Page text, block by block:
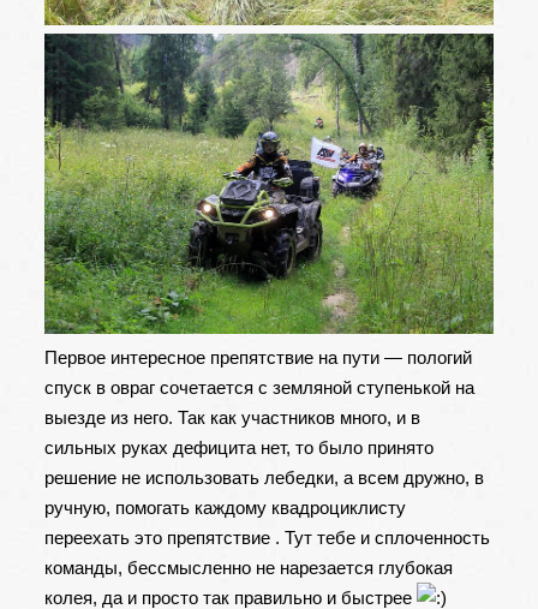
Первое интересное препятствие на пути — пологий
спуск в овраг сочетается с земляной ступенькой на
выезде из него. Так как участников много, и в
сильных руках дефицита нет, то было принято
решение не использовать лебедки, а всем дружно, в
ручную, помогать каждому квадроциклисту
переехать это препятствие . Тут тебе и сплоченность
команды, бессмысленно не нарезается глубокая
колея, да и просто так правильно и быстрее